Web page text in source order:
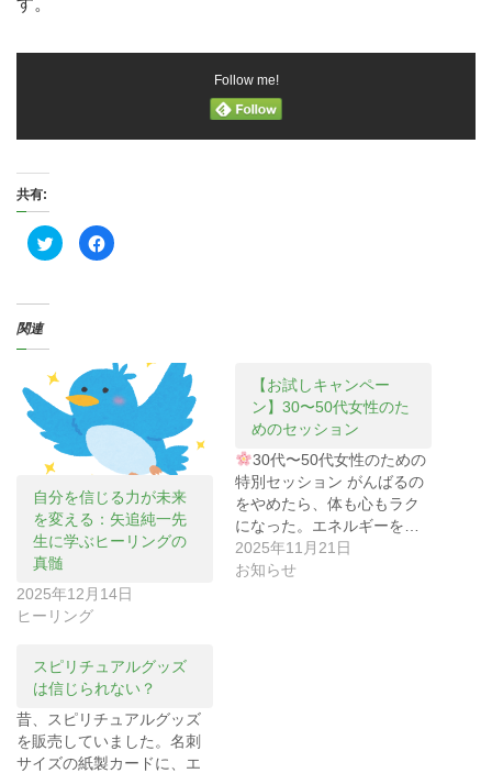
Follow me!
共有:
ク
リ
t
e
で
(
し
い
ウ
ィ
ン
ド
ウ
で
き
ま
す
F
a
有
す
る
に
は
ッ
ク
し
て
く
だ
さ
し
ド
ウ
で
開
き
ま
す
)
関連
自分を信じる力が未来
を変える：矢追純一先
生に学ぶヒーリングの
真髄
2025年12月14日
ヒーリング
【お試しキャンペー
ン】30〜50代女性のた
めのセッション
30代〜50代女性のための
特別セッション がんばるの
をやめたら、体も心もラク
になった。エネルギーを…
2025年11月21日
お知らせ
スピリチュアルグッズ
は信じられない？
昔、スピリチュアルグッズ
を販売していました。名刺
サイズの紙製カードに、エ